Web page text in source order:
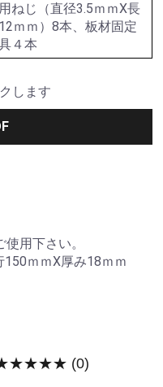
ねじ（直径3.5ｍｍⅩ長
ｍｍ）8本、板材固定
４本
します
用下さい。
ｍｍⅩ厚み18ｍｍ
(0)